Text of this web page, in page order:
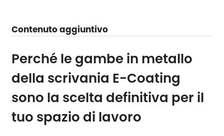
Contenuto aggiuntivo
Perché le gambe in metallo
della scrivania E-Coating
sono la scelta definitiva per il
tuo spazio di lavoro